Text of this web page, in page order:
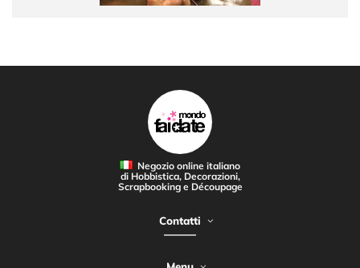
Negozio online italiano
di Hobbistica, Decorazioni,
Scrapbooking e Découpage
Contatti